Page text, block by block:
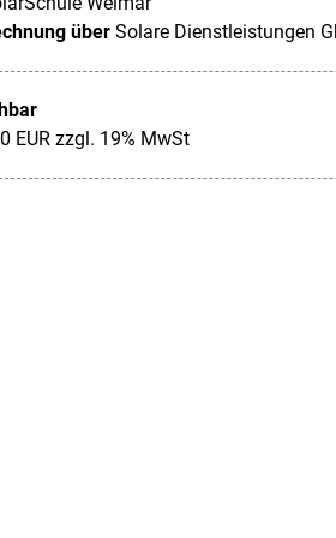
über Solare Dienstleistungen
EUR zzgl. 19% MwSt